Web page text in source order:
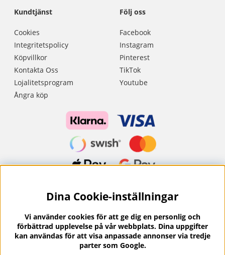
Kundtjänst
Cookies
Integritetspolicy
Köpvillkor
Kontakta Oss
Lojalitetsprogram
Ångra köp
Följ oss
Facebook
Instagram
Pinterest
TikTok
Youtube
Nyhetsbrev?
I vårt nyhetsbrev får du ta del av nyheter och
erbjudanden.
Dina Cookie-inställningar
Vi använder cookies för att ge dig en personlig och
förbättrad upplevelse på vår webbplats. Dina uppgifter
kan användas för att visa anpassade annonser via tredje
parter som Google.